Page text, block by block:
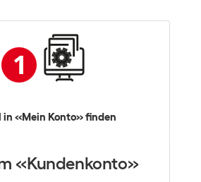
in «Mein Konto» finden
«Kundenkonto»